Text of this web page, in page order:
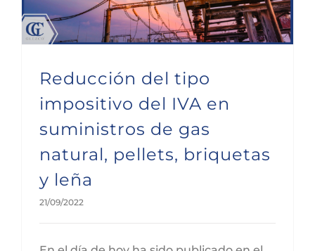
Reducción del tipo
impositivo del IVA en
suministros de gas
natural, pellets, briquetas
y leña
21/09/2022